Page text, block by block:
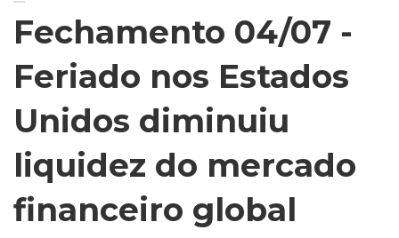
Fechamento 04/07 -
Feriado nos Estados
Unidos diminuiu
liquidez do mercado
financeiro global